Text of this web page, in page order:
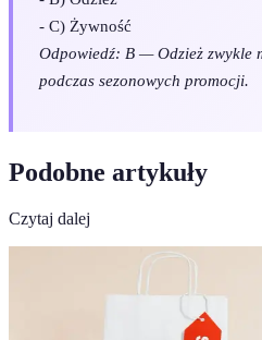
- C) Żywność
Odpowiedź: B — Odzież zwykle
podczas sezonowych promocji.
Podobne artykuły
Czytaj dalej